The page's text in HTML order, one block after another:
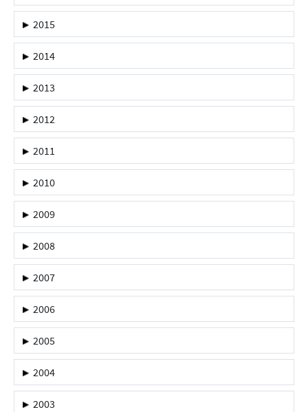
2015
2014
2013
2012
2011
2010
2009
2008
2007
2006
2005
2004
2003